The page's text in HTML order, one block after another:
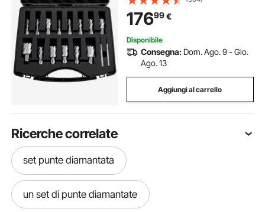
Trapano di Foratura 2 Perni di
Centraggio, Profondità di Taglio
25,4 mm
17699€
Disponibile
Consegna: Dom. Ago. 9 - Gio.
Ago. 13
Aggiungi al carrello
Ricerche correlate
set punte diamantata
un set di punte diamantate